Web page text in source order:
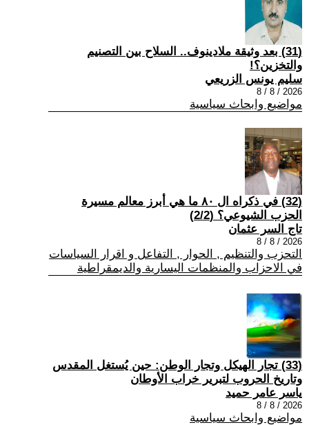
(31) بعد وثيقة ملادينوف.. السلاح بين التصنيم
والتخزين؟!
سليم يونس الزريعي
2026 / 8 / 8
مواضيع وابحاث سياسية
(32) في ذكراه ال ٨٠ ما هي أبرز معالم مسيرة
الحزب الشيوعي؟ (2/2)
تاج السر عثمان
2026 / 8 / 8
التحزب والتنظيم , الحوار , التفاعل و اقرار السياسات
في الاحزاب والمنظمات اليسارية والديمقراطية
(33) تجار الهيكل وتجار الوطن: حين يُستغل المقدس
وتاريخ الحروب لتبرير خراب الأوطان
ياسر عامر حميد
2026 / 8 / 8
مواضيع وابحاث سياسية